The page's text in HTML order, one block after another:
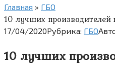
Главная » ГБО
10 лучших
17/04/2020Рубрика: ГБО
10 лучших